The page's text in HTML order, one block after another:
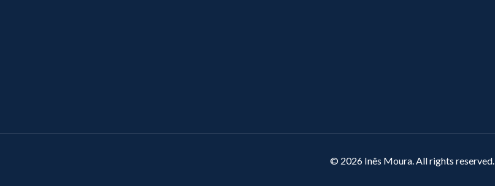
© 2026 Inês Moura. All rights reserved.